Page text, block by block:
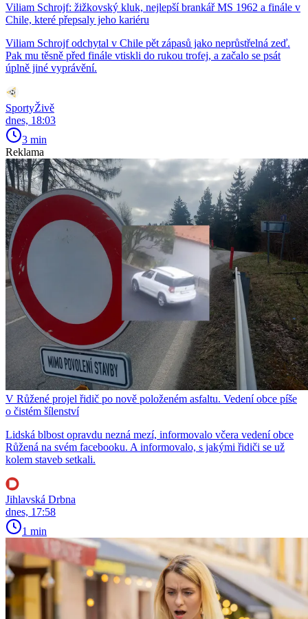
Viliam Schrojf: žižkovský kluk, nejlepší brankář MS 1962 a finále v
Chile, které přepsaly jeho kariéru
Viliam Schrojf odchytal v Chile pět zápasů jako neprůstřelná zeď.
Pak mu těsně před finále vtiskli do rukou trofej, a začalo se psát
úplně jiné vyprávění.
SportyŽivě
dnes, 18:03
3 min
Reklama
V Růžené projel řidič po nově položeném asfaltu. Vedení obce píše
o čistém šílenství
Lidská blbost opravdu nezná mezí, informovalo včera vedení obce
Růžená na svém facebooku. A informovalo, s jakými řidiči se už
kolem staveb setkali.
Jihlavská Drbna
dnes, 17:58
1 min